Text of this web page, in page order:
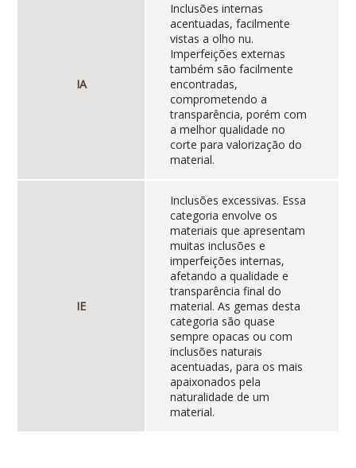
IA
Inclusões internas
acentuadas, facilmente
vistas a olho nu.
Imperfeições externas
também são facilmente
encontradas,
comprometendo a
transparência, porém com
a melhor qualidade no
corte para valorização do
material.
IE
Inclusões excessivas. Essa
categoria envolve os
materiais que apresentam
muitas inclusões e
imperfeições internas,
afetando a qualidade e
transparência final do
material. As gemas desta
categoria são quase
sempre opacas ou com
inclusões naturais
acentuadas, para os mais
apaixonados pela
naturalidade de um
material.